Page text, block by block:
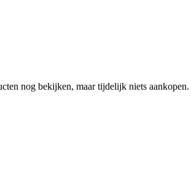
nog bekijken, maar tijdelijk niets aankopen.